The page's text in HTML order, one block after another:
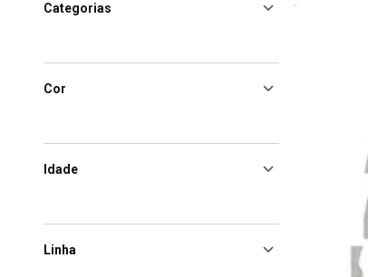
Categorias
Cor
Idade
Linha